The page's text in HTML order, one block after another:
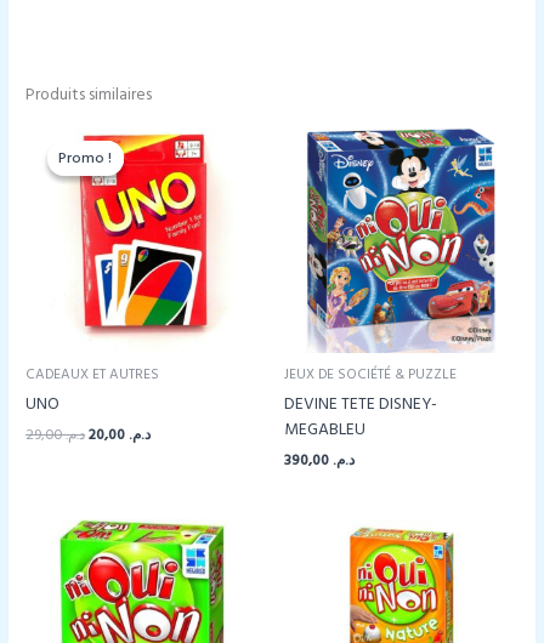
Produits similaires
Promo !
Promo !
CADEAUX ET AUTRES
UNO
د.م.29,00
Le
د.م.Le
JEUX DE SOCIÉTÉ & PUZZLE
DEVINE TETE DISNEY-
MEGABLEU
د.م.